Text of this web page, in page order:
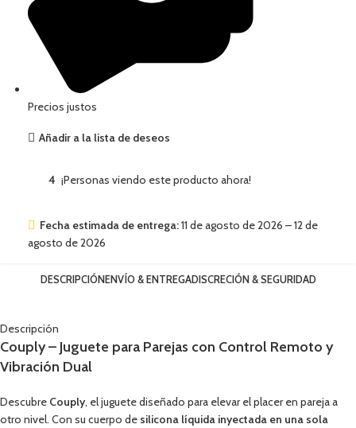
Precios justos
Añadir a la lista de deseos
4 ¡Personas viendo este producto ahora!
Fecha estimada de entrega:11 de agosto de 2026 – 12 de
agosto de 2026
DESCRIPCIÓNENVÍO & ENTREGADISCRECIÓN & SEGURIDAD
Descripción
Couply – Juguete para Parejas con Control Remoto y
Vibración Dual
Descubre Couply, el juguete diseñado para elevar el placer en pareja a
otro nivel. Con su cuerpo de silicona líquida inyectada en una sola